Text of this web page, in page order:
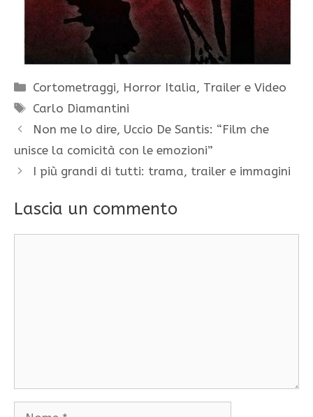
Categorie
Cortometraggi, Horror Italia, Trailer e Video
Tag
Carlo Diamantini
Non me lo dire, Uccio De Santis: “Film che
unisce la comicità con le emozioni”
I più grandi di tutti: trama, trailer e immagini
Lascia un commento
Nome